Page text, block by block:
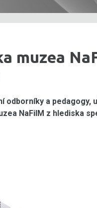
muzea
odborníky a pedagogy,
NaFilM z hlediska